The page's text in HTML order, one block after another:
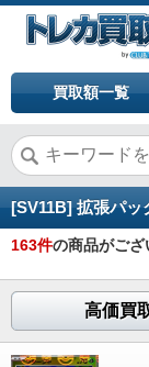
買取額一覧
[SV11B] 拡張パッ
163件の商品がござ
高価買